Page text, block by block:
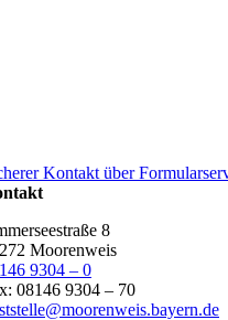
Kontakt über
8
Moorenweis
9304 – 0
08146 9304 – 70